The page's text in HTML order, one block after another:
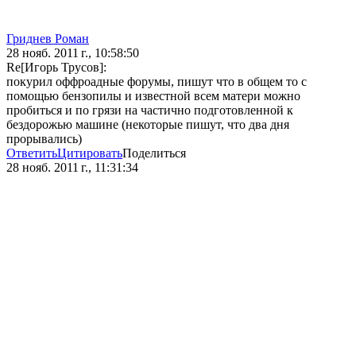
Гриднев Роман
28 нояб. 2011 г., 10:58:50
Re[Игорь Трусов]:
покурил оффроадные форумы, пишут что в общем то с
помощью бензопилы и известной всем матери можно
пробиться и по грязи на частично подготовленной к
бездорожью машине (некоторые пишут, что два дня
прорывались)
ОтветитьЦитироватьПоделиться
28 нояб. 2011 г., 11:31:34